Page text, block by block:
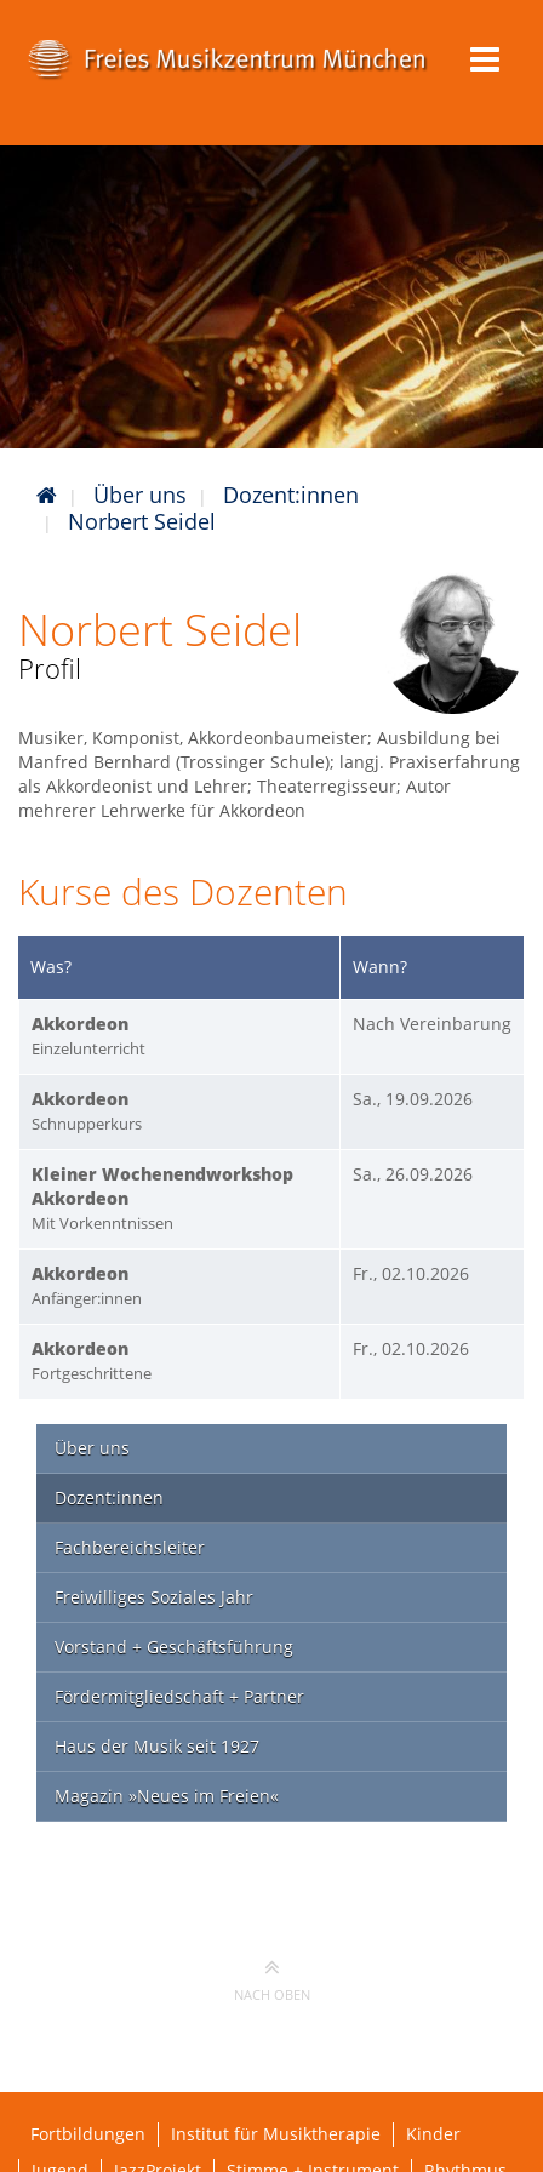
Über uns
Dozent:innen
Norbert Seidel
Norbert Seidel
Profil
Musiker, Komponist, Akkordeonbaumeister; Ausbildung bei
Manfred Bernhard (Trossinger Schule); langj. Praxiserfahrung
als Akkordeonist und Lehrer; Theaterregisseur; Autor
mehrerer Lehrwerke für Akkordeon
Kurse des Dozenten
Was? Wann?
Akkordeon
Einzelunterricht
Nach Vereinbarung
Akkordeon
Schnupperkurs
Sa., 19.09.2026
Kleiner Wochenendworkshop
Akkordeon
Mit Vorkenntnissen
Sa., 26.09.2026
Akkordeon
Anfänger:innen
Fr., 02.10.2026
Akkordeon
Fortgeschrittene
Fr., 02.10.2026
Über uns
Dozent:innen
Fachbereichsleiter
Freiwilliges Soziales Jahr
Vorstand + Geschäftsführung
Fördermitgliedschaft + Partner
Haus der Musik seit 1927
Magazin »Neues im Freien«
NACH OBEN
Fortbildungen Institut für Musiktherapie
Kinder